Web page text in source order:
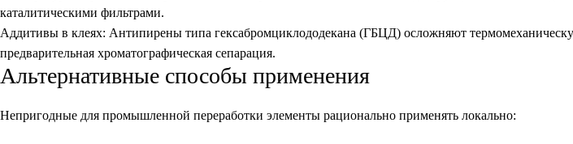
каталитическими фильтрами.
Аддитивы в клеях: Антипирены типа гексабромциклододекана (ГБЦД) осложняют
предварительная хроматографическая сепарация.
Альтернативные способы применения
Непригодные для промышленной переработки элементы рационально применять локально: